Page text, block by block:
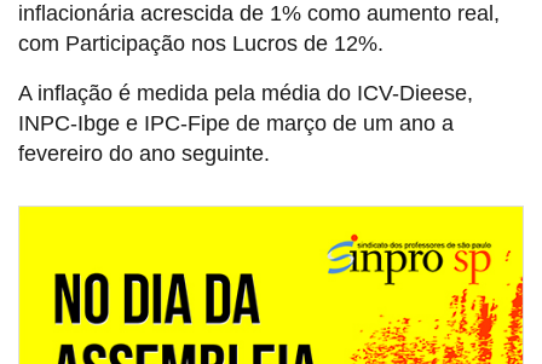
inflacionária acrescida de 1% como aumento real,
com Participação nos Lucros de 12%.
A inflação é medida pela média do ICV-Dieese,
INPC-Ibge e IPC-Fipe de março de um ano a
fevereiro do ano seguinte.